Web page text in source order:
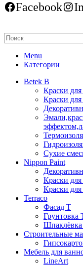
Facebook
Menu
Категории
Betek B
Краски
Краски
Сухие
Nippon Paint
Краски
Краски
Terraco
Фасад Т
Грунтовка
Строительные
Мебель для
LineArt